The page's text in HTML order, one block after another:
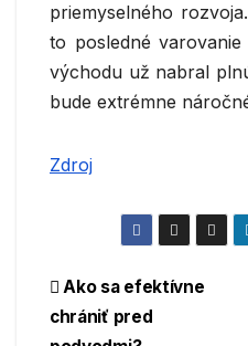
priemyselného
to posledné
východu už nabral
bude extrémne
Zdroj
Navigácia
Ako sa efektívne
chrániť pred